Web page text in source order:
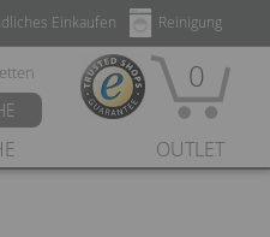
Reinigung
Einkaufen
0
OUTLET